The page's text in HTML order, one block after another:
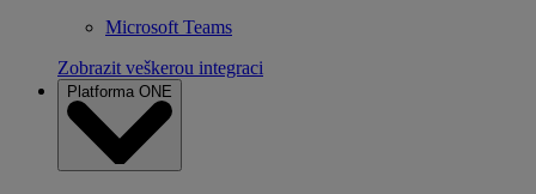
Microsoft Teams
Zobrazit veškerou integraci
Platforma ONE